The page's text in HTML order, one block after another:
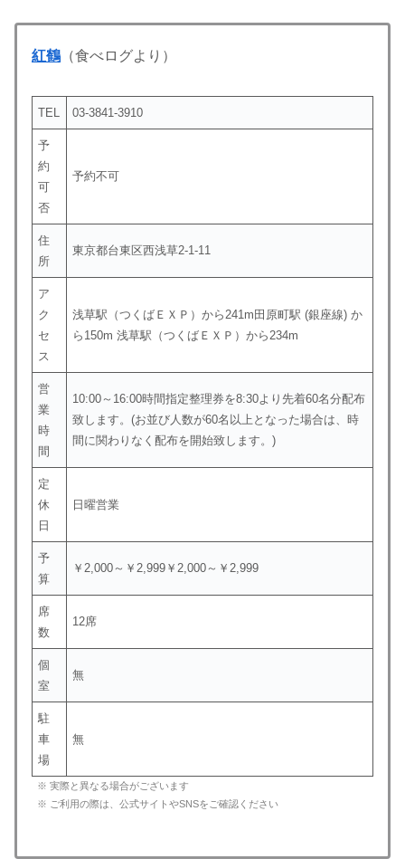
紅鶴 （食べログより）
TEL 03-3841-3910
予
約
可
否
予約不可
住
所
東京都台東区西浅草2-1-11
ア
ク
セ
ス
浅草駅（つくばＥＸＰ）から241m田原町駅 (銀座線) か
ら150m 浅草駅（つくばＥＸＰ）から234m
営
業
時
間
10:00～16:00時間指定整理券を8:30より先着60名分配布
致します。(お並び人数が60名以上となった場合は、時
間に関わりなく配布を開始致します。)
定
休
日
日曜営業
予
算
￥2,000～￥2,999￥2,000～￥2,999
席
数
12席
個
室
無
駐
車
場
無
※ 実際と異なる場合がございます
※ ご利用の際は、公式サイトやSNSをご確認ください